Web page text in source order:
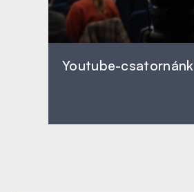
Youtube-csatornánk